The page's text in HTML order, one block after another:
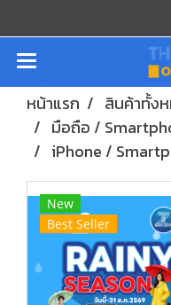
หน้าแรก สินค้าทั้ง
มือถือ /
iPhone /
New
Best Seller